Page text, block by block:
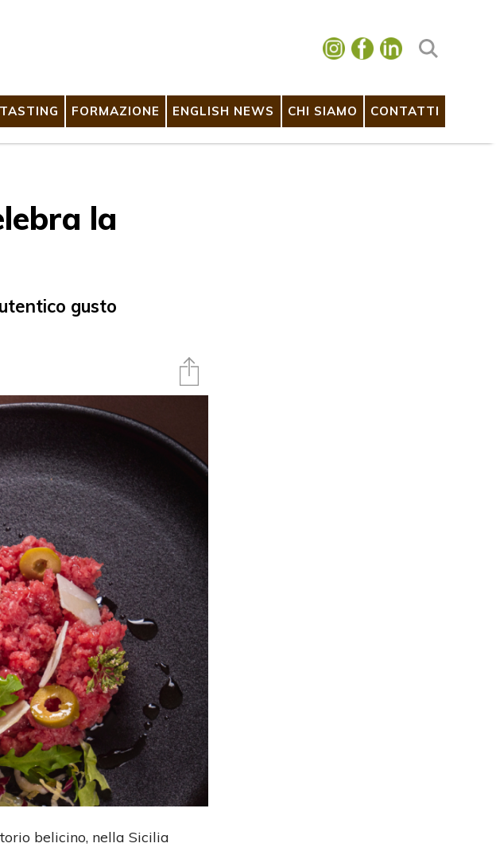
TASTING FORMAZIONE ENGLISH NEWS CHI SIAMO CONTATTI
la
gusto
belicino, nella Sicilia